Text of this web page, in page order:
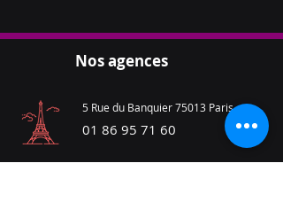
Nos agences
5 Rue du Banquier 75013 Paris
01 86 95 71 60